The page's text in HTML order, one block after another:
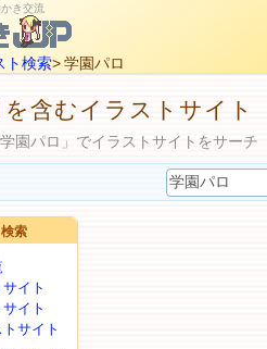
き交流
ト検索> 学園パロ
含むイラストサイト
園パロ」でイラストサイトをサーチ
索
イト
イト
サイト